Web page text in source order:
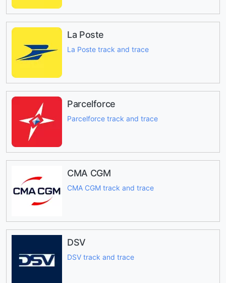
La Poste
La Poste track and trace
Parcelforce
Parcelforce track and trace
CMA CGM
CMA CGM track and trace
DSV
DSV track and trace